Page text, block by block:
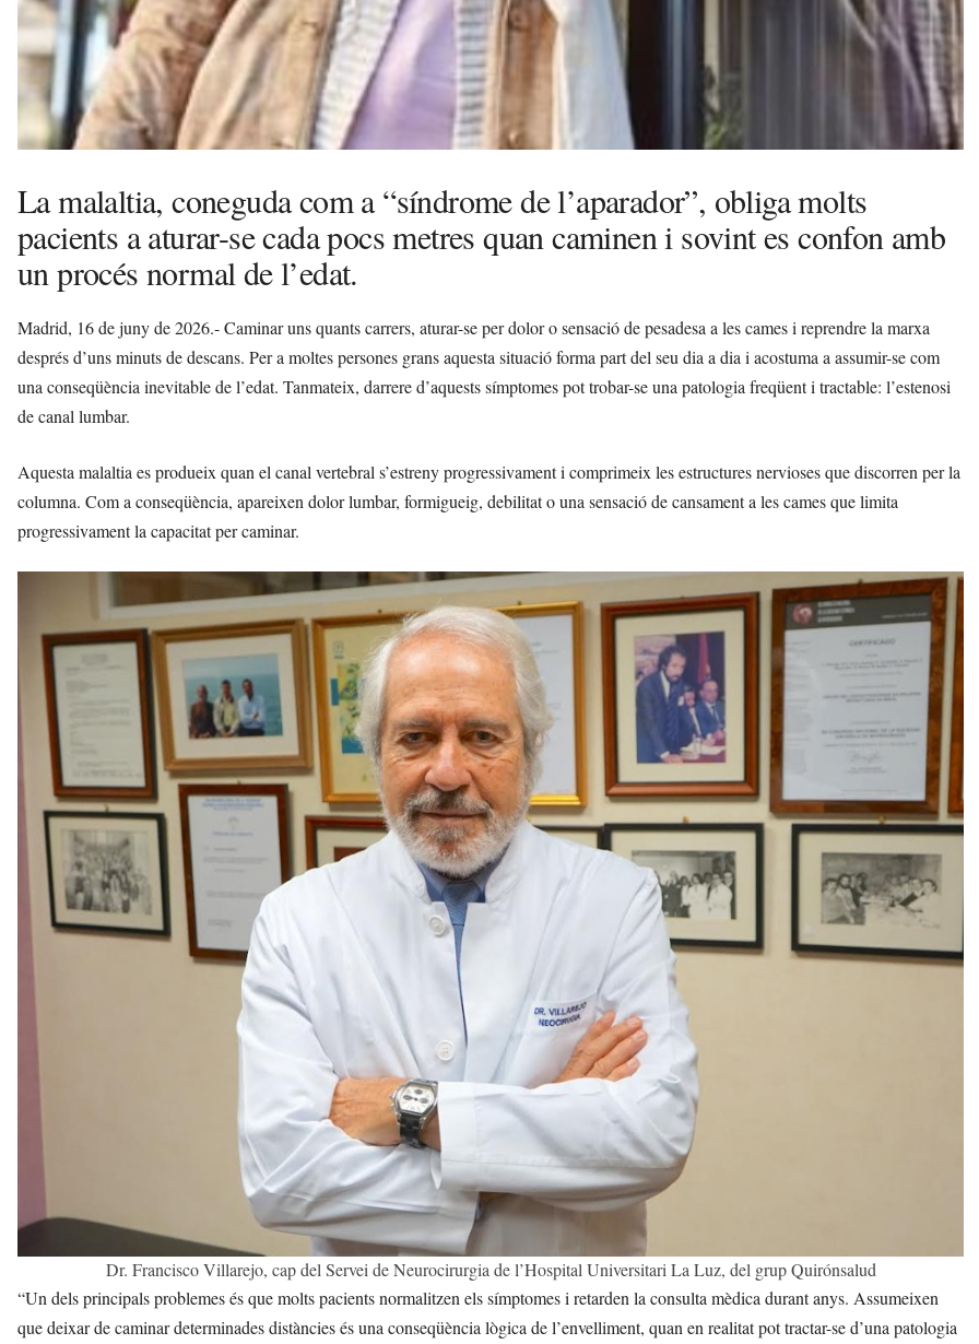
La malaltia, coneguda com a “síndrome de l’aparador”, obliga molts
pacients a aturar-se cada pocs metres quan caminen i sovint es confon amb
un procés normal de l’edat.
Madrid, 16 de juny de 2026.- Caminar uns quants carrers, aturar-se per dolor o sensació de pesadesa a les cames i reprendre la marxa
després d’uns minuts de descans. Per a moltes persones grans aquesta situació forma part del seu dia a dia i acostuma a assumir-se com
una conseqüència inevitable de l’edat. Tanmateix, darrere d’aquests símptomes pot trobar-se una patologia freqüent i tractable: l’estenosi
de canal lumbar.
Aquesta malaltia es produeix quan el canal vertebral s’estreny progressivament i comprimeix les estructures nervioses que discorren per la
columna. Com a conseqüència, apareixen dolor lumbar, formigueig, debilitat o una sensació de cansament a les cames que limita
progressivament la capacitat per caminar.
Dr. Francisco Villarejo, cap del Servei de Neurocirurgia de l’Hospital Universitari La Luz, del grup Quirónsalud
“Un dels principals problemes és que molts pacients normalitzen els símptomes i retarden la consulta mèdica durant anys. Assumeixen
que deixar de caminar determinades distàncies és una conseqüència lògica de l’envelliment, quan en realitat pot tractar-se d’una patologia